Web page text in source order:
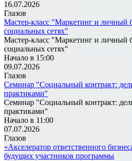
16.07.2026
Глазов
Мастер-класс "Маркетинг и личный
социальных сетях"
Мастер-класс "Маркетинг и личный
социальных сетях"
Начало в 15:00
09.07.2026
Глазов
Семинар "Социальный контракт:
практиками"
Семинар "Социальный контракт:
практиками"
Начало в 11:00
07.07.2026
Глазов
«Акселератор ответственного
будущих участников программы